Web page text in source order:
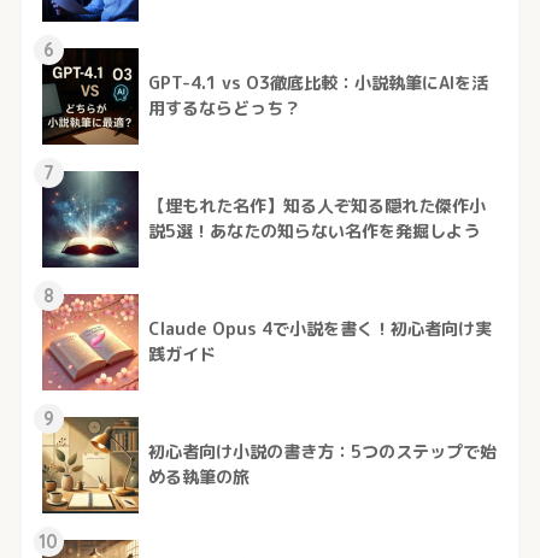
6
GPT-4.1 vs O3徹底比較：小説執筆にAIを活
用するならどっち？
7
【埋もれた名作】知る人ぞ知る隠れた傑作小
説5選！あなたの知らない名作を発掘しよう
8
Claude Opus 4で小説を書く！初心者向け実
践ガイド
9
初心者向け小説の書き方：5つのステップで始
める執筆の旅
10